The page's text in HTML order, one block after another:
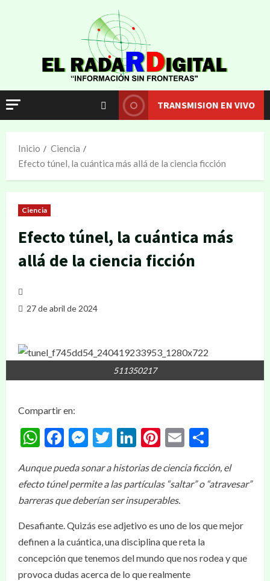
TRANSMISION EN VIVO
Inicio
Ciencia
Efecto túnel, la cuántica más allá de la ciencia ficción
Ciencia
Efecto túnel, la cuántica más
allá de la ciencia ficción
27 de abril de 2024
511350217
Compartir en:
WhatsApp
Facebook
Messenger
Twitter
LinkedIn
Pinterest
Email
Aunque pueda sonar a historias de ciencia ficción, el
efecto túnel permite a las partículas “saltar” o “atravesar”
barreras que deberían ser insuperables.
Desafiante. Quizás ese adjetivo es uno de los que mejor
definen a la cuántica, una disciplina que reta la
concepción que tenemos del mundo que nos rodea y que
provoca dudas acerca de lo que realmente